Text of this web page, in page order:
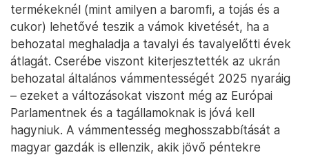
termékeknél (mint amilyen a baromfi, a tojás és a
cukor) lehetővé teszik a vámok kivetését, ha a
behozatal meghaladja a tavalyi és tavalyelőtti évek
átlagát. Cserébe viszont kiterjesztették az ukrán
behozatal általános vámmentességét 2025 nyaráig
– ezeket a változásokat viszont még az Európai
Parlamentnek és a tagállamoknak is jóvá kell
hagyniuk. A vámmentesség meghosszabbítását a
magyar gazdák is ellenzik, akik jövő péntekre